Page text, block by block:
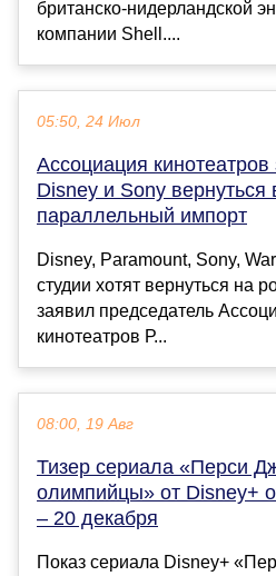
британско-нидерландской
компании Shell....
05:50, 24 Июл
Ассоциация
Disney и Sony
параллельный импорт
Disney, Paramount, Sony,
студии хотят вернуться на
заявил председатель
кинотеатров Р...
08:00, 19 Авг
Тизер сериала «Перси
олимпийцы» от Disney+
– 20 декабря
Показ сериала Disney+